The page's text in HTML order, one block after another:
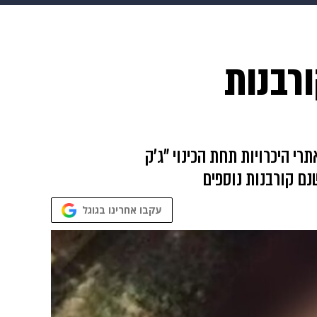
בדויה באתרי היכרויות תחת הכינוי "ג'ק
עקבו אחרינו בגוגל